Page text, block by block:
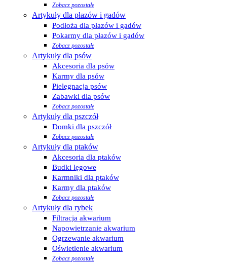
Zobacz pozostałe
Artykuły dla płazów i gadów
Podłoża dla płazów i gadów
Pokarmy dla płazów i gadów
Zobacz pozostałe
Artykuły dla psów
Akcesoria dla psów
Karmy dla psów
Pielęgnacja psów
Zabawki dla psów
Zobacz pozostałe
Artykuły dla pszczół
Domki dla pszczół
Zobacz pozostałe
Artykuły dla ptaków
Akcesoria dla ptaków
Budki lęgowe
Karmniki dla ptaków
Karmy dla ptaków
Zobacz pozostałe
Artykuły dla rybek
Filtracja akwarium
Napowietrzanie akwarium
Ogrzewanie akwarium
Oświetlenie akwarium
Zobacz pozostałe